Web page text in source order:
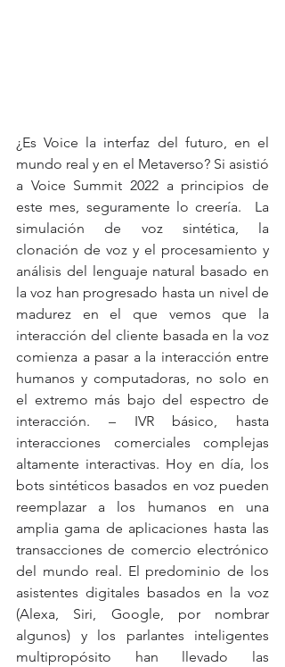
¿Es Voice la interfaz del futuro, en el
mundo real y en el Metaverso? Si asistió
a Voice Summit 2022 a principios de
este mes, seguramente lo creería.  La
simulación de voz sintética, la
clonación de voz y el procesamiento y
análisis del lenguaje natural basado en
la voz han progresado hasta un nivel de
madurez en el que vemos que la
interacción del cliente basada en la voz
comienza a pasar a la interacción entre
humanos y computadoras, no solo en
el extremo más bajo del espectro de
interacción. – IVR básico, hasta
interacciones comerciales complejas
altamente interactivas. Hoy en día, los
bots sintéticos basados ​​en voz pueden
reemplazar a los humanos en una
amplia gama de aplicaciones hasta las
transacciones de comercio electrónico
del mundo real. El predominio de los
asistentes digitales basados ​​en la voz
(Alexa, Siri, Google, por nombrar
algunos) y los parlantes inteligentes
multipropósito han llevado las